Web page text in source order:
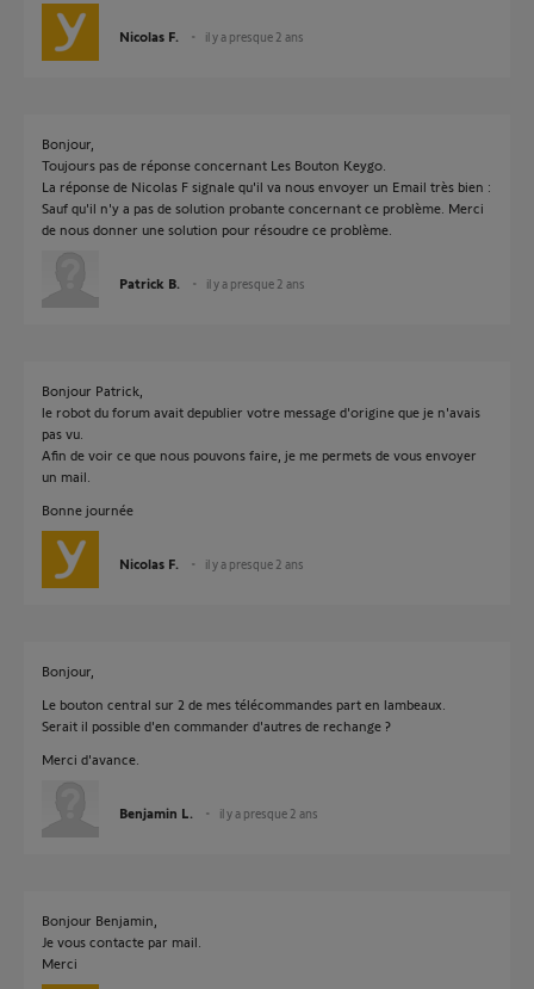
Nicolas F. il y a presque 2 ans
Bonjour,
Toujours pas de réponse concernant Les Bouton Keygo.
La réponse de Nicolas F signale qu'il va nous envoyer un Email très bien :
Sauf qu'il n'y a pas de solution probante concernant ce problème. Merci
de nous donner une solution pour résoudre ce problème.
Patrick B. il y a presque 2 ans
Bonjour Patrick,
le robot du forum avait depublier votre message d'origine que je n'avais
pas vu.
Afin de voir ce que nous pouvons faire, je me permets de vous envoyer
un mail.
Bonne journée
Nicolas F. il y a presque 2 ans
Bonjour,
Le bouton central sur 2 de mes télécommandes part en lambeaux.
Serait il possible d'en commander d'autres de rechange ?
Merci d'avance.
Benjamin L. il y a presque 2 ans
Bonjour Benjamin,
Je vous contacte par mail.
Merci